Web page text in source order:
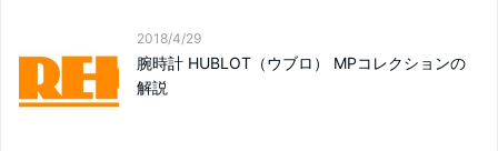
2018/4/29
腕時計 HUBLOT（ウブロ） MPコレクションの
解説